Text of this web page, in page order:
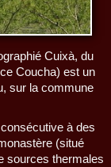
Cuixà, du
Coucha) est un
sur la commune
à des
(situé
sources thermales